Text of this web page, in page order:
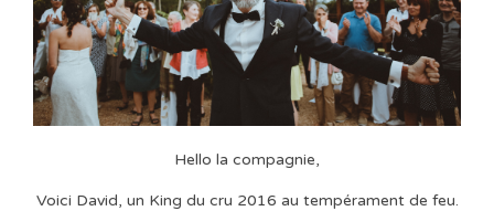
Hello la compagnie,
Voici David, un King du cru 2016 au tempérament de feu.